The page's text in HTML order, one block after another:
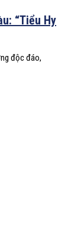
“Tiểu Hy
độc đáo,